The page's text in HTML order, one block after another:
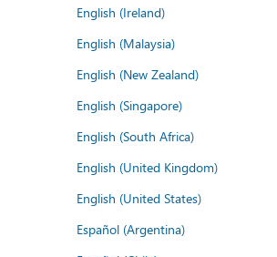
English (Ireland)
English (Malaysia)
English (New Zealand)
English (Singapore)
English (South Africa)
English (United Kingdom)
English (United States)
Español (Argentina)